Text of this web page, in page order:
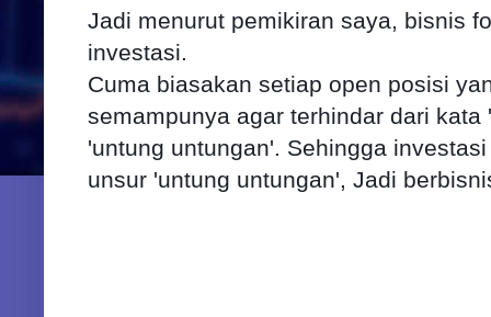
Jadi menurut pemikiran saya, bisnis
investasi.
Cuma biasakan setiap open posisi
semampunya agar terhindar dari
'untung untungan'. Sehingga
unsur 'untung untungan', Jadi